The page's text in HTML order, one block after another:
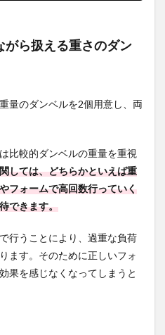
がら扱える重さのダン
量のダンベルを2個用意し、両
比較的ダンベルの重量を重視
しては、どちらかといえば重
フォームで高回数行っていく
できます。
行うことにより、過重な負荷
ます。そのために正しいフォ
果を感じなくなってしまうと